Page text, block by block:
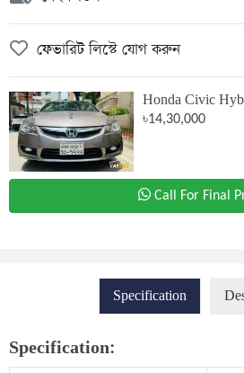
ফেভারিট লিস্টে যোগ করুন
Honda Civic
৳14,30,000
Call For Final
Specification
Specification: